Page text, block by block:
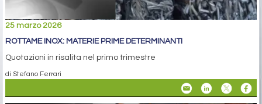
25 marzo 2026
ROTTAME INOX: MATERIE PRIME DETERMINANTI
Quotazioni in risalita nel primo trimestre
di Stefano Ferrari